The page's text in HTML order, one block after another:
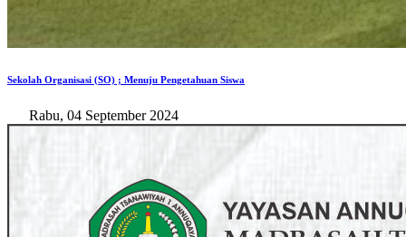
Sekolah Organisasi (SO) ; Menuju Pengetahuan Siswa
Rabu, 04 September 2024